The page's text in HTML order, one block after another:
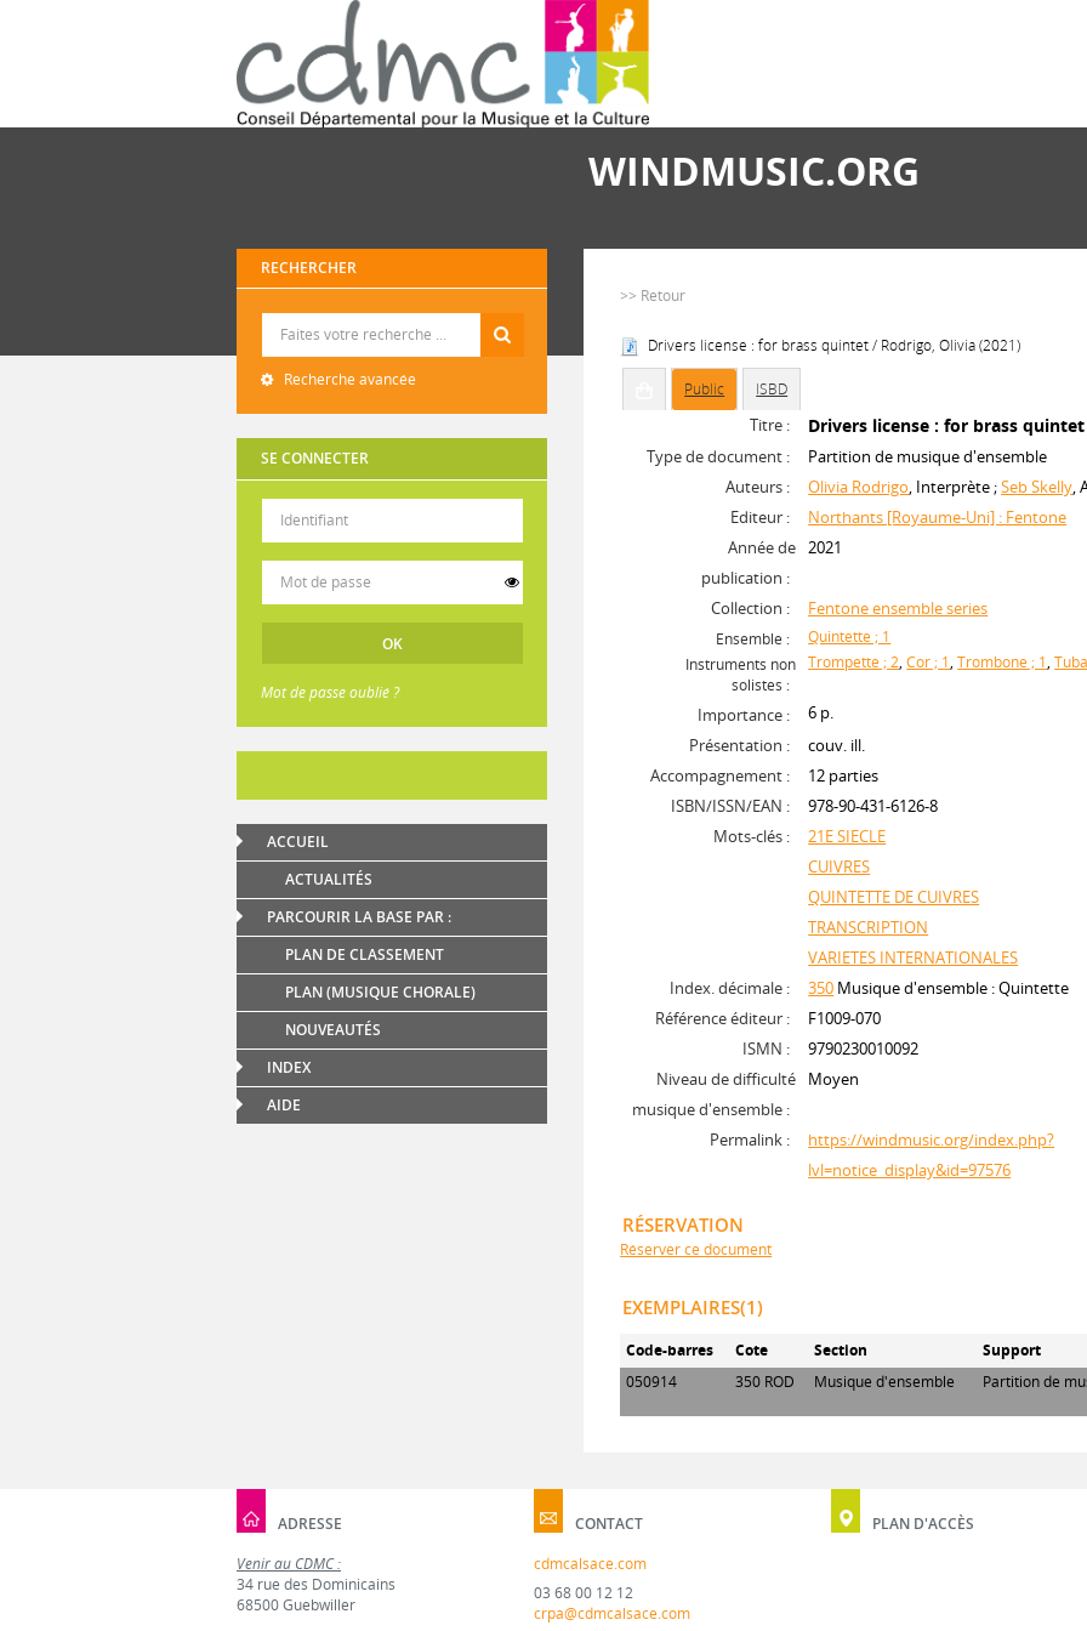
WINDMUSIC.ORG
RECHERCHER
Recherche avancée
SE CONNECTER
Mot de passe oublié ?
ACCUEIL
ACTUALITÉS
PARCOURIR LA BASE PAR :
PLAN DE CLASSEMENT
PLAN (MUSIQUE CHORALE)
NOUVEAUTÉS
INDEX
AIDE
>> Retour
Drivers license : for brass quintet / Rodrigo, Olivia (2021)
Public ISBD
Titre : Drivers license : for brass quintet
Type de document :
Partition de musique d'ensemble
Auteurs :
Olivia Rodrigo, Interprète ;Seb Skelly,
Editeur :
Northants [Royaume-Uni] : Fentone
Année de
publication :
2021
Collection : Fentone ensemble series
Ensemble :
Quintette ; 1
Instruments non
solistes :
Trompette ; 2,Cor ; 1,Trombone ; 1,
Importance :
6 p.
Présentation :
couv. ill.
Accompagnement :
12 parties
ISBN/ISSN/EAN :
978-90-431-6126-8
Mots-clés :
21E SIECLE
CUIVRES
QUINTETTE DE CUIVRES
TRANSCRIPTION
VARIETES INTERNATIONALES
Index. décimale :
350 Musique d'ensemble : Quintette
Référence éditeur :
F1009-070
ISMN :
9790230010092
Niveau de difficulté
musique d'ensemble :
Moyen
Permalink :
https://windmusic.org/index.php?
lvl=notice_display&id=97576
RÉSERVATION
Réserver ce document
EXEMPLAIRES(1)
Code-barres Cote Section Support
050914
350 ROD Musique d'ensemble Partition de
ADRESSE
Venir au CDMC :
34 rue des Dominicains
68500 Guebwiller
CONTACT
cdmcalsace.com
03 68 00 12 12
crpa@cdmcalsace.com
PLAN D'ACCÈS